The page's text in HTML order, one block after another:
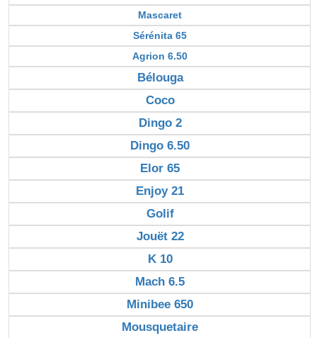
Mascaret
Sérénita 65
Agrion 6.50
Bélouga
Coco
Dingo 2
Dingo 6.50
Elor 65
Enjoy 21
Golif
Jouët 22
K 10
Mach 6.5
Minibee 650
Mousquetaire